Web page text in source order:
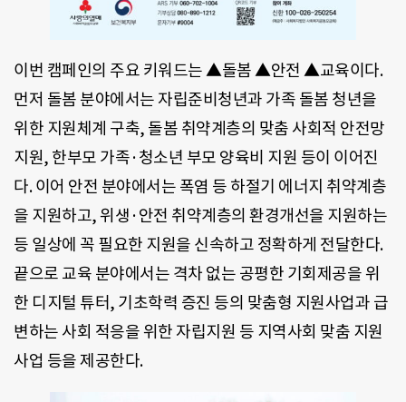
이번 캠페인의 주요 키워드는 ▲돌봄 ▲안전 ▲교육이다.
먼저 돌봄 분야에서는 자립준비청년과 가족 돌봄 청년을
위한 지원체계 구축, 돌봄 취약계층의 맞춤 사회적 안전망
지원, 한부모 가족·청소년 부모 양육비 지원 등이 이어진
다. 이어 안전 분야에서는 폭염 등 하절기 에너지 취약계층
을 지원하고, 위생·안전 취약계층의 환경개선을 지원하는
등 일상에 꼭 필요한 지원을 신속하고 정확하게 전달한다.
끝으로 교육 분야에서는 격차 없는 공평한 기회제공을 위
한 디지털 튜터, 기초학력 증진 등의 맞춤형 지원사업과 급
변하는 사회 적응을 위한 자립지원 등 지역사회 맞춤 지원
사업 등을 제공한다.